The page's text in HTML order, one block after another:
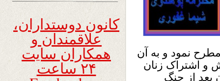
نمود و به آن
و اشتراک زنان
بعد از جنگ
کانون دوستداران،
علاقمندان و
همکاران سایت
۲۴ ساعت